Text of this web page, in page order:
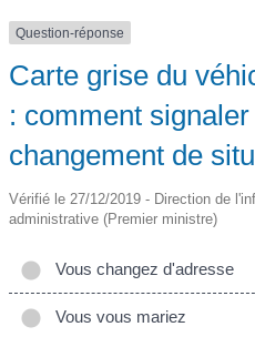
Question-réponse
Carte grise du
: comment signaler
changement de
Vérifié le 27/12/2019 - Direction de
administrative (Premier ministre)
Vous changez d'adresse
Vous vous mariez